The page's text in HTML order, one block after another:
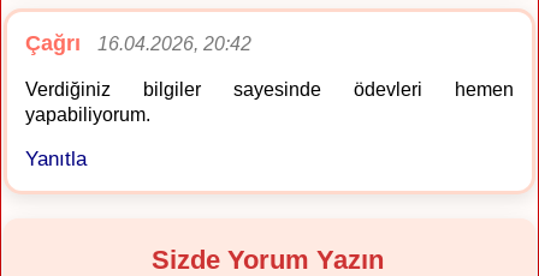
Çağrı 16.04.2026, 20:42
Verdiğiniz bilgiler sayesinde ödevleri hemen
yapabiliyorum.
Yanıtla
Sizde Yorum Yazın